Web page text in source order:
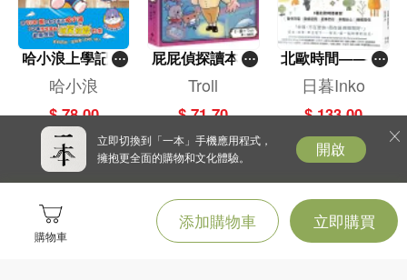
購物車
添加購物車 立即購買
哈小浪上學記(1
3)——逃出神奇
博物館
哈小浪
$ 78.00
屁屁偵探讀本(1
3)－－對決！怪
篇）
Troll
$ 71.70
北歐時間——世
界第一幸福國度
教會我的事
日暮Inko
$ 133.00
立即切換到「一本」手機應用程式，
擁抱更全面的購物和文化體驗。
開啟